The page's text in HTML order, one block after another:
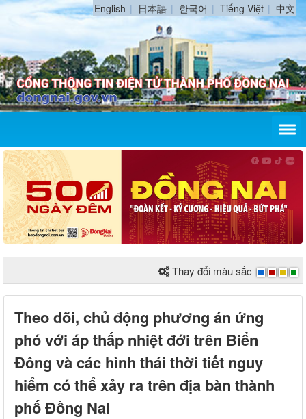
English 日本語 한국어 Tiếng Việt 中文
Thay đổi màu sắc
Theo dõi, chủ động phương án ứng
phó với áp thấp nhiệt đới trên Biển
Đông và các hình thái thời tiết nguy
hiểm có thể xảy ra trên địa bàn thành
phố Đồng Nai